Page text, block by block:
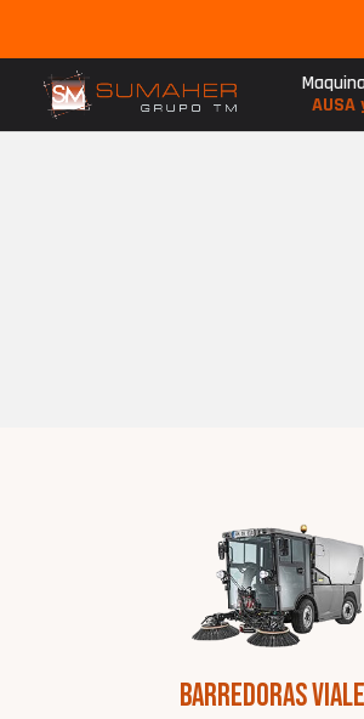
AUSA
Barredoras